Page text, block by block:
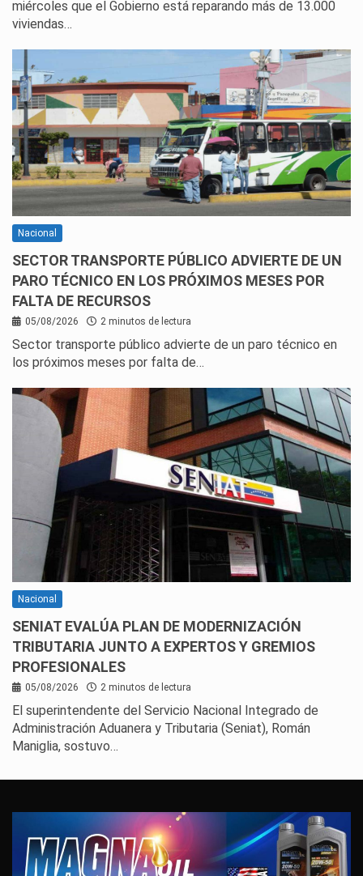
miércoles que el Gobierno está reparando más de 13.000
viviendas…
Nacional
SECTOR TRANSPORTE PÚBLICO ADVIERTE DE UN
PARO TÉCNICO EN LOS PRÓXIMOS MESES POR
FALTA DE RECURSOS
05/08/2026 2 minutos de lectura
Sector transporte público advierte de un paro técnico en
los próximos meses por falta de…
Nacional
SENIAT EVALÚA PLAN DE MODERNIZACIÓN
TRIBUTARIA JUNTO A EXPERTOS Y GREMIOS
PROFESIONALES
05/08/2026 2 minutos de lectura
El superintendente del Servicio Nacional Integrado de
Administración Aduanera y Tributaria (Seniat), Román
Maniglia, sostuvo…